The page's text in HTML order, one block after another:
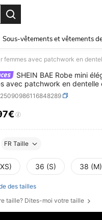
Sous-vêtements et vêtements
femmes avec patchwork en
SHEIN BAE Robe mini
avec patchwork en dentelle
AND
FR Taille
36 (S) 38 (M)
des tailles
taille? Dites-moi votre taille